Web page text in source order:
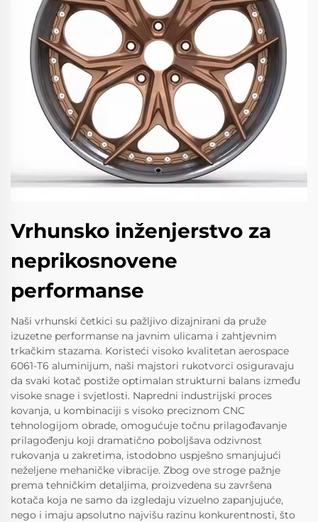
Vrhunsko inženjerstvo za
neprikosnovene
performanse
Naši vrhunski četkici su pažljivo dizajnirani da pruže
izuzetne performanse na javnim ulicama i zahtjevnim
trkačkim stazama. Koristeći visoko kvalitetan aerospace
6061-T6 aluminijum, naši majstori rukotvorci osiguravaju
da svaki kotač postiže optimalan strukturni balans između
visoke snage i svjetlosti. Napredni industrijski proces
kovanja, u kombinaciji s visoko preciznom CNC
tehnologijom obrade, omogućuje točnu prilagođavanje
prilagođenju koji dramatično poboljšava odzivnost
rukovanja u zakretima, istodobno uspješno smanjujući
neželjene mehaničke vibracije. Zbog ove stroge pažnje
prema tehničkim detaljima, proizvedena su završena
kotača koja ne samo da izgledaju vizuelno zapanjujuće,
nego i imaju apsolutno najvišu razinu konkurentnosti, što